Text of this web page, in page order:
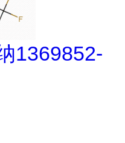
1369852-